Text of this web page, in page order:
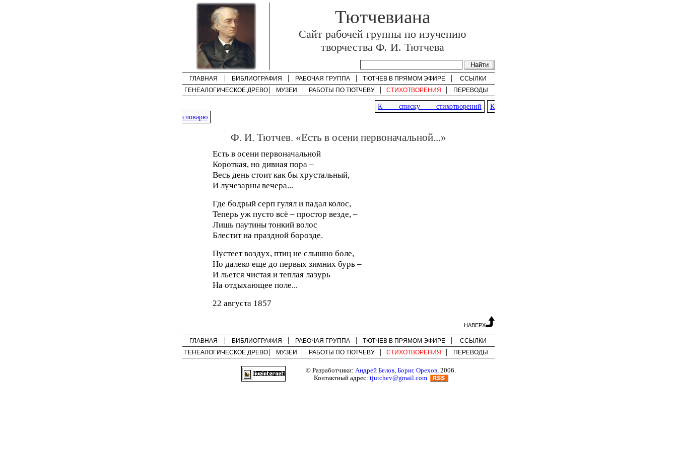
Тютчевиана
Cайт рабочей группы по изучению
творчества Ф. И. Тютчева
ГЛАВНАЯ БИБЛИОГРАФИЯ РАБОЧАЯ ГРУППА ТЮТЧЕВ В ПРЯМОМ ЭФИРЕ
ССЫЛКИ
ГЕНЕАЛОГИЧЕСКОЕ ДРЕВО
МУЗЕИ РАБОТЫ ПО ТЮТЧЕВУ СТИХОТВОРЕНИЯ ПЕРЕВОДЫ
К списку стихотворений
К
словарю
Ф. И. Тютчев. «Есть в осени первоначальной...»
Есть в осени первоначальной
Короткая, но дивная пора –
Весь день стоит как бы хрустальный,
И лучезарны вечера...
Где бодрый серп гулял и падал колос,
Теперь уж пусто всё – простор везде, –
Лишь паутины тонкий волос
Блестит на праздной борозде.
Пустеет воздух, птиц не слышно боле,
Но далеко еще до первых зимних бурь –
И льется чистая и теплая лазурь
На отдыхающее поле...
22 августа 1857
НАВЕРХ
ГЛАВНАЯ БИБЛИОГРАФИЯ РАБОЧАЯ ГРУППА ТЮТЧЕВ В ПРЯМОМ ЭФИРЕ
ССЫЛКИ
ГЕНЕАЛОГИЧЕСКОЕ ДРЕВО
МУЗЕИ РАБОТЫ ПО ТЮТЧЕВУ СТИХОТВОРЕНИЯ ПЕРЕВОДЫ
© Разработчики: Андрей Белов, Борис Орехов, 2006.
Контактный адрес: tjutchev@gmail.com.